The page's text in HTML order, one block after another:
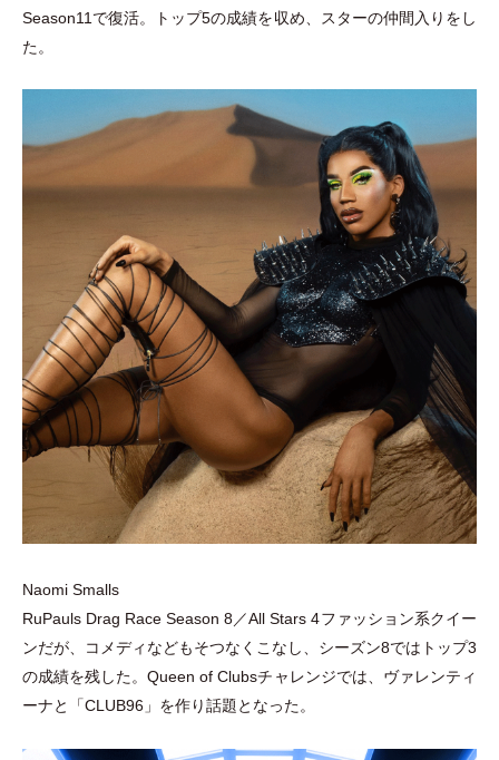
Season11で復活。トップ5の成績を収め、スターの仲間入りをし
た。
Naomi Smalls
RuPauls Drag Race Season 8／All Stars 4ファッション系クイー
ンだが、コメディなどもそつなくこなし、シーズン8ではトップ3
の成績を残した。Queen of Clubsチャレンジでは、ヴァレンティ
ーナと
「CLUB96 」 を作り話題となった。